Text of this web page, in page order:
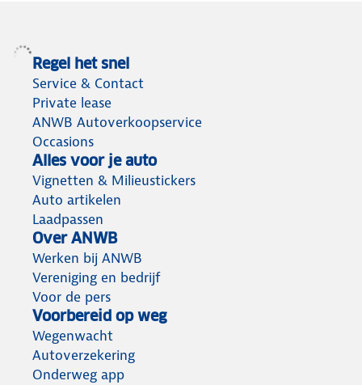
Regel het snel
Service & Contact
Private lease
ANWB Autoverkoopservice
Occasions
Alles voor je auto
Vignetten & Milieustickers
Auto artikelen
Laadpassen
Over ANWB
Werken bij ANWB
Vereniging en bedrijf
Voor de pers
Voorbereid op weg
Wegenwacht
Autoverzekering
Onderweg app